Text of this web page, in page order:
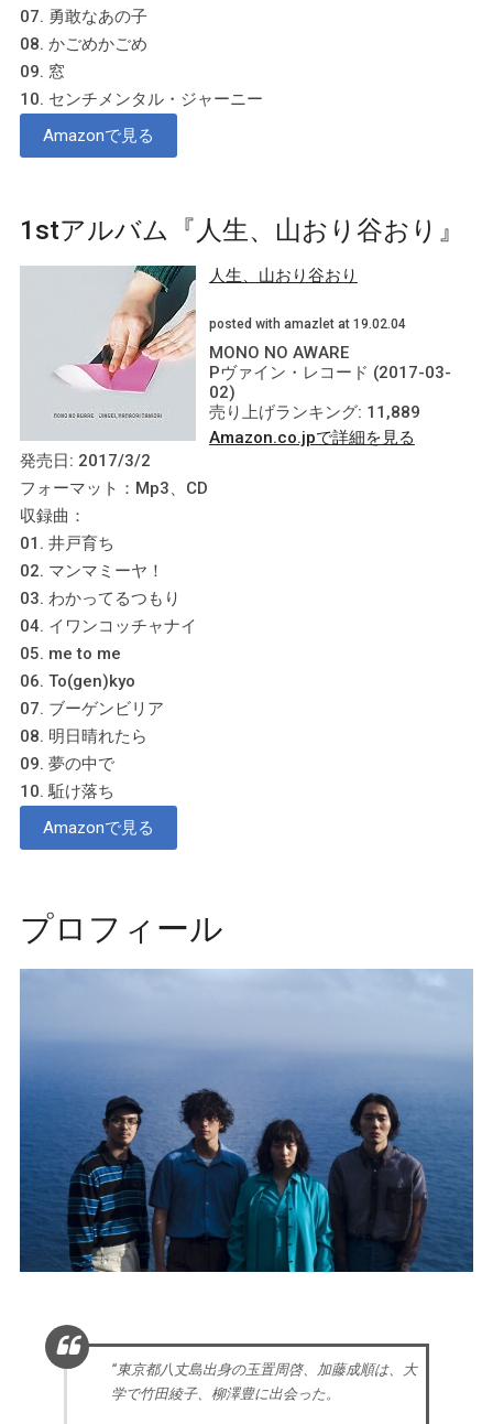
07. 勇敢なあの子
08. かごめかごめ
09. 窓
10. センチメンタル・ジャーニー
Amazonで見る
1stアルバム『人生、山おり谷おり』
人生、山おり谷おり
posted with amazlet at 19.02.04
MONO NO AWARE
Pヴァイン・レコード (2017-03-
02)
売り上げランキング: 11,889
Amazon.co.jpで詳細を見る
発売日: 2017/3/2
フォーマット：Mp3、CD
収録曲：
01. 井戸育ち
02. マンマミーヤ！
03. わかってるつもり
04. イワンコッチャナイ
05. me to me
06. To(gen)kyo
07. ブーゲンビリア
08. 明日晴れたら
09. 夢の中で
10. 駈け落ち
Amazonで見る
プロフィール
“東京都八丈島出身の玉置周啓、加藤成順は、大
学で竹田綾子、柳澤豊に出会った。